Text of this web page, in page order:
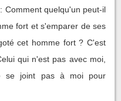
Comment quelqu'un peut-il
fort et s'emparer de ses
cet homme fort ? C'est
qui n'est pas avec moi,
se joint pas à moi pour